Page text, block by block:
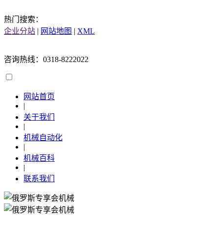
热门搜索：
企业分站 | 网站地图 | XML
咨询热线：0318-8222022
网站首页
|
关于我们
|
机械自动化
|
机械百科
|
联系我们